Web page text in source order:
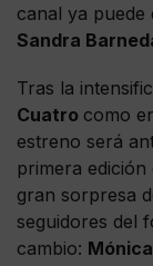
canal ya
Sandra
Tras la
Cuatro como
estreno será
primera edición
gran sorpresa
seguidores del
cambio: